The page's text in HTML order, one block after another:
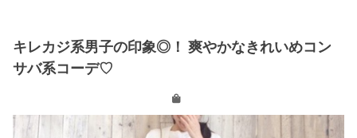
キレカジ系男子の印象◎！ 爽やかなきれいめコン
サバ系コーデ♡